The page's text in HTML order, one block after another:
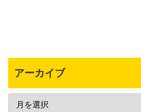
アーカイブ